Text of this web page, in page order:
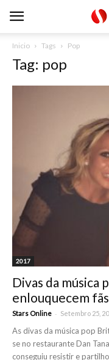
Inicio Tags Pop
Tag: pop
2017
Divas da música
enlouquecem fãs
Stars Online - Setembro 25,
As divas da música pop
se no restaurante Dan
conseguiu resistir e